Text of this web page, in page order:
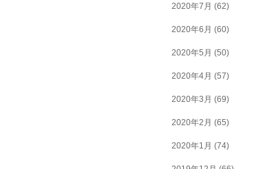
2020年7月 (62)
2020年6月 (60)
2020年5月 (50)
2020年4月 (57)
2020年3月 (69)
2020年2月 (65)
2020年1月 (74)